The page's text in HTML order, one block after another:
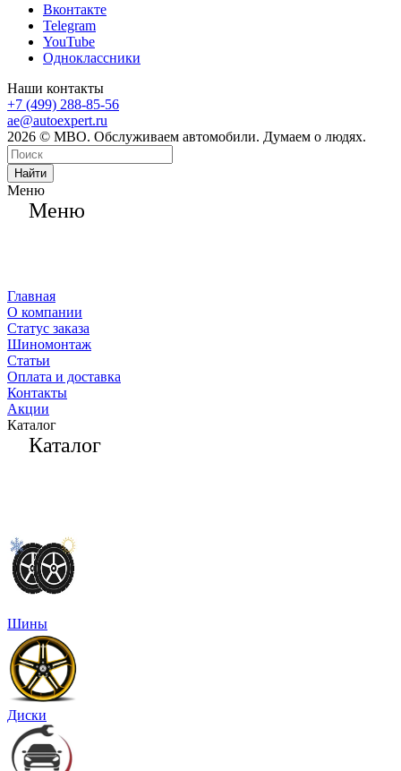
Вконтакте
Telegram
YouTube
Одноклассники
Наши контакты
+7 (499) 288-85-56
ae@autoexpert.ru
2026 © МВО. Обслуживаем автомобили. Думаем о людях.
Найти
Меню
Меню
Главная
О компании
Статус заказа
Шиномонтаж
Статьи
Оплата и доставка
Контакты
Акции
Каталог
Каталог
Шины
Диски